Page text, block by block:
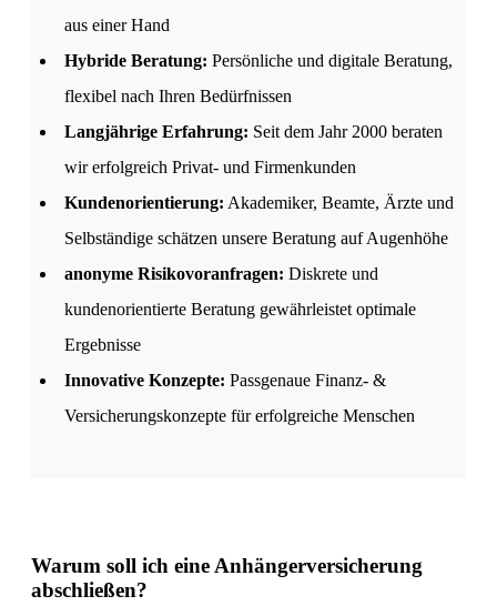
aus einer Hand
Hybride Beratung: Persönliche und digitale Beratung,
flexibel nach Ihren Bedürfnissen
Langjährige Erfahrung: Seit dem Jahr 2000 beraten
wir erfolgreich Privat- und Firmenkunden
Kundenorientierung: Akademiker, Beamte, Ärzte und
Selbständige schätzen unsere Beratung auf Augenhöhe
anonyme Risikovoranfragen: Diskrete und
kundenorientierte Beratung gewährleistet optimale
Ergebnisse
Innovative Konzepte: Passgenaue Finanz- &
Versicherungskonzepte für erfolgreiche Menschen
Warum soll ich eine Anhängerversicherung
abschließen?